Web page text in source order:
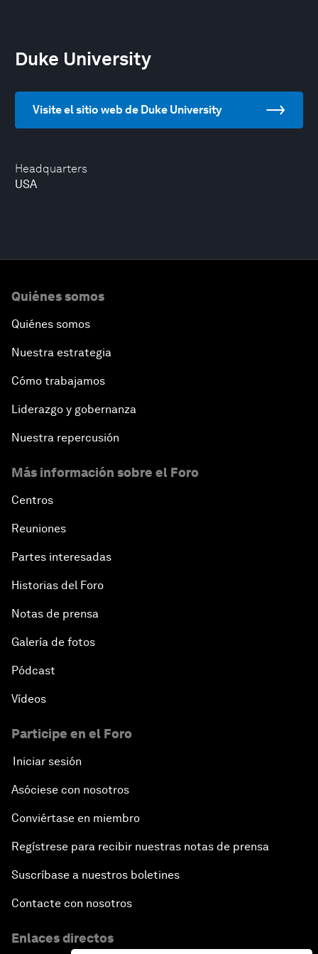
Headquarters
USA
Duke University
Visite el sitio web de Duke University
Quiénes somos
Quiénes somos
Nuestra estrategia
Cómo trabajamos
Liderazgo y gobernanza
Nuestra repercusión
Más información sobre el Foro
Centros
Reuniones
Partes interesadas
Historias del Foro
Notas de prensa
Galería de fotos
Pódcast
Vídeos
Participe en el Foro
Iniciar sesión
Asóciese con nosotros
Conviértase en miembro
Regístrese para recibir nuestras notas de prensa
Suscríbase a nuestros boletines
Contacte con nosotros
Enlaces directos